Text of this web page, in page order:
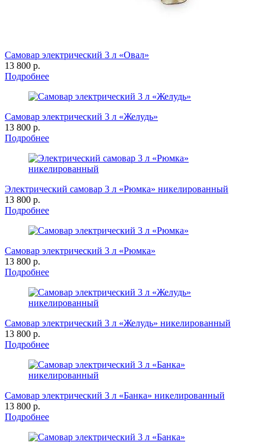
Самовар электрический 3 л «Овал»
13 800 р.
Подробнее
Самовар электрический 3 л «Желудь»
13 800 р.
Подробнее
Электрический самовар 3 л «Рюмка» никелированный
13 800 р.
Подробнее
Самовар электрический 3 л «Рюмка»
13 800 р.
Подробнее
Самовар электрический 3 л «Желудь» никелированный
13 800 р.
Подробнее
Самовар электрический 3 л «Банка» никелированный
13 800 р.
Подробнее